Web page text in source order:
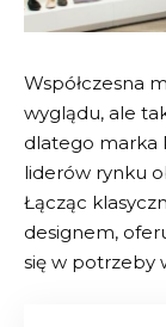
Współczesna
wyglądu, ale
dlatego marka
liderów rynku
Łącząc
designem,
się w potrzeby